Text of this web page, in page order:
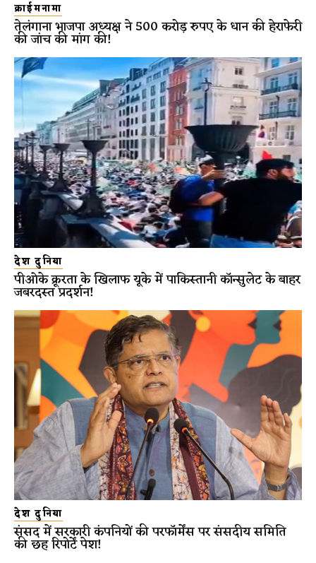
क्राईमनामा
तेलंगाना भाजपा अध्यक्ष ने 500 करोड़ रुपए के धान की हेराफेरी
की जांच की मांग की!
देश दुनिया
पीओके क्रूरता के खिलाफ यूके में पाकिस्तानी कॉन्सुलेट के बाहर
जबरदस्त प्रदर्शन!
देश दुनिया
संसद में सरकारी कंपनियों की परफॉर्मेंस पर संसदीय समिति
की छह रिपोर्टें पेश!